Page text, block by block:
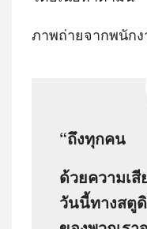
ภาพถ่ายจากพนักง
“ถึงทุกคน
ด้วยความเสี
วันนี้ทางสตู